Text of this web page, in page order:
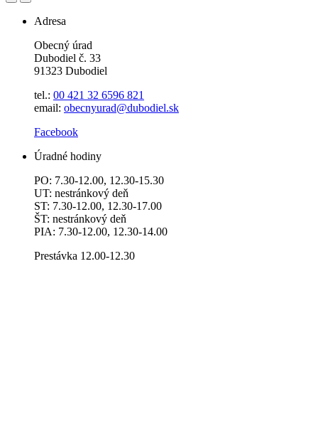
Adresa
Obecný úrad
Dubodiel č. 33
91323 Dubodiel
tel.: 00 421 32 6596 821
email: obecnyurad@dubodiel.sk
Facebook
Úradné hodiny
PO: 7.30-12.00, 12.30-15.30
UT: nestránkový deň
ST: 7.30-12.00, 12.30-17.00
ŠT: nestránkový deň
PIA: 7.30-12.00, 12.30-14.00
Prestávka 12.00-12.30